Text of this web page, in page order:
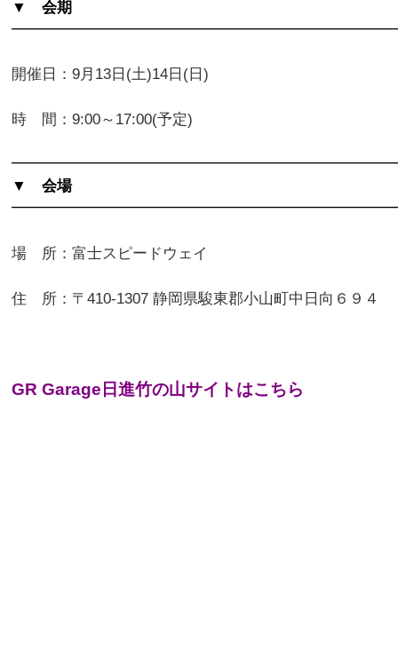
▼ 会期
開催日：9月13日(土)14日(日)
時 間：9:00～17:00(予定)
▼ 会場
場 所：富士スピードウェイ
住 所： 〒410-1307 静岡県駿東郡小山町中日向６９４
GR Garage日進竹の山サイトはこちら